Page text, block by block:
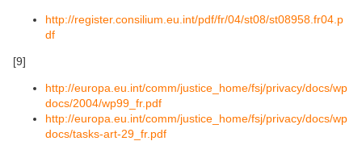
http://register.consilium.eu.int/pdf/fr/04/st08/st08958.fr04.p
df
[9]
http://europa.eu.int/comm/justice_home/fsj/privacy/docs/wp
docs/2004/wp99_fr.pdf
http://europa.eu.int/comm/justice_home/fsj/privacy/docs/wp
docs/tasks-art-29_fr.pdf